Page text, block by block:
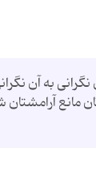
به آن
آرامشتان